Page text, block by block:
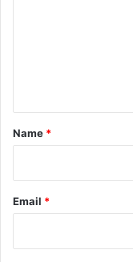
*
Name *
Email *